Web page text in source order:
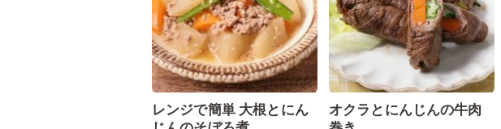
レンジで簡単 大根とにん
オクラとにんじんの牛肉